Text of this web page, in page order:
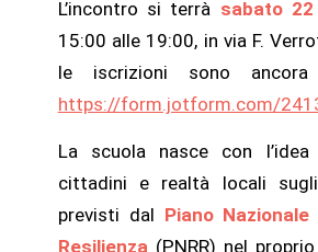
L’incontro si terrà sabato
15:00 alle 19:00, in via F.
le iscrizioni sono
https://form.jotform.com/
La scuola nasce con
cittadini e realtà locali
previsti dal Piano
Resilienza(PNRR) nel